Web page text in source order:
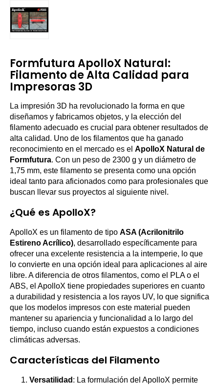
Formfutura ApolloX Natural:
Filamento de Alta Calidad para
Impresoras 3D
La impresión 3D ha revolucionado la forma en que
diseñamos y fabricamos objetos, y la elección del
filamento adecuado es crucial para obtener resultados de
alta calidad. Uno de los filamentos que ha ganado
reconocimiento en el mercado es el ApolloX Natural de
Formfutura. Con un peso de 2300 g y un diámetro de
1,75 mm, este filamento se presenta como una opción
ideal tanto para aficionados como para profesionales que
buscan llevar sus proyectos al siguiente nivel.
¿Qué es ApolloX?
ApolloX es un filamento de tipo ASA (Acrilonitrilo
Estireno Acrílico), desarrollado específicamente para
ofrecer una excelente resistencia a la intemperie, lo que
lo convierte en una opción ideal para aplicaciones al aire
libre. A diferencia de otros filamentos, como el PLA o el
ABS, el ApolloX tiene propiedades superiores en cuanto
a durabilidad y resistencia a los rayos UV, lo que significa
que los modelos impresos con este material pueden
mantener su apariencia y funcionalidad a lo largo del
tiempo, incluso cuando están expuestos a condiciones
climáticas adversas.
Características del Filamento
Versatilidad : La formulación del ApolloX permite